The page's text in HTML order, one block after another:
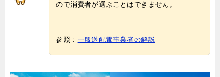
ので消費者が選ぶことはできません。
参照： 一般送配電事業者の解説